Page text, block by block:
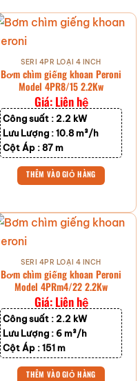
SERI 4PR LOẠI 4 INCH
Bơm chìm giếng khoan Peroni
Model 4PR8/15 2.2Kw
Giá: Liên hệ
Công suất : 2.2 kW
Lưu Lượng :10.8 m³/h
Cột Áp :87 m
THÊM VÀO GIỎ HÀNG
SERI 4PR LOẠI 4 INCH
Bơm chìm giếng khoan Peroni
Model 4PRm4/22 2.2Kw
Giá: Liên hệ
Công suất : 2.2 kW
Lưu Lượng : 6 m³/h
Cột Áp :151 m
THÊM VÀO GIỎ HÀNG